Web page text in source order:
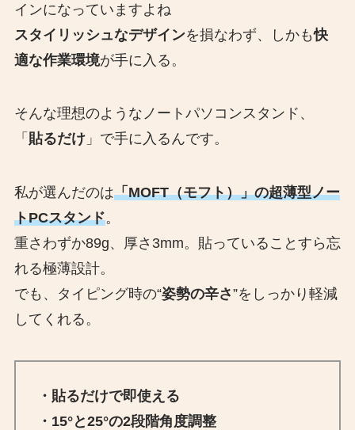
インになっていますよね
スタイリッシュなデザインを損なわず、しかも快
適な作業環境が手に入る。
そんな理想のようなノートパソコンスタンド、
「 貼るだけ」で手に入るんです。
私が選んだのは「MOFT（モフト）」の超薄型ノー
トPCスタンド。
重さわずか89g、厚さ3mm。貼っていることすら忘
れる極薄設計。
でも、タイピング時の“姿勢の辛さ”をしっかり軽減
してくれる。
・貼るだけで即使える
・15°と25°の2段階角度調整